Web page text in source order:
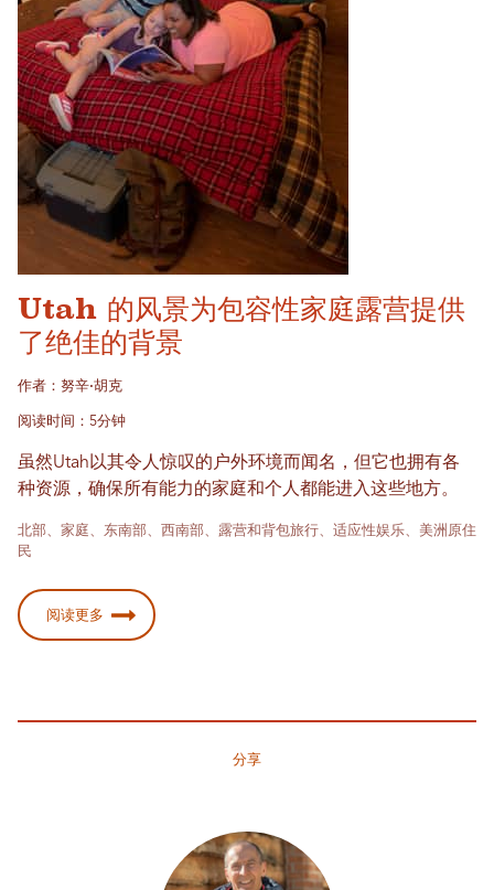
Utah 的风景为包容性家庭露营提供
了绝佳的背景
作者：努辛·胡克
阅读时间：5分钟
虽然Utah以其令人惊叹的户外环境而闻名，但它也拥有各
种资源，确保所有能力的家庭和个人都能进入这些地方。
北部、家庭、东南部、西南部、露营和背包旅行、适应性娱乐、美洲原住
民
阅读更多
分享